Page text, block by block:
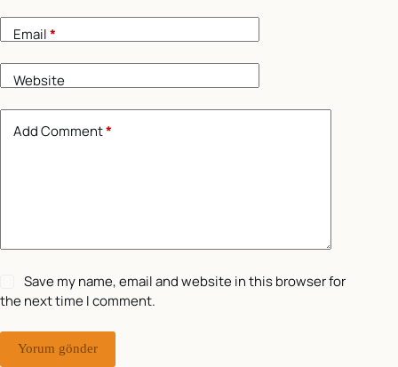
Email*
Website
Add Comment*
Save my name, email and website in this browser for
the next time I comment.
Yorum gönder